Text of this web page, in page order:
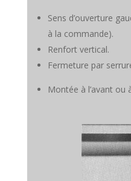
Sens d’ouverture
à la commande).
Renfort vertical.
Fermeture par
Montée à l’avant ou